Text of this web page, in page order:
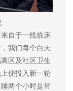
自于一线临床
我们每个白天
区及社区卫生
便投入新一轮
两个小时是常